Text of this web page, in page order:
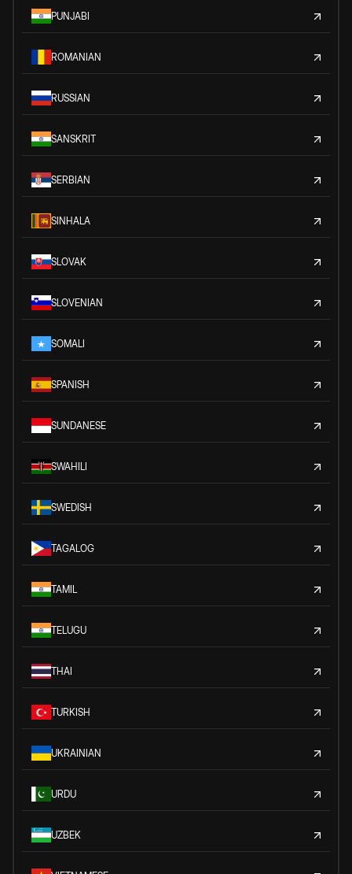
PUNJABI
ROMANIAN
RUSSIAN
SANSKRIT
SERBIAN
SINHALA
SLOVAK
SLOVENIAN
SOMALI
SPANISH
SUNDANESE
SWAHILI
SWEDISH
TAGALOG
TAMIL
TELUGU
THAI
TURKISH
UKRAINIAN
URDU
UZBEK